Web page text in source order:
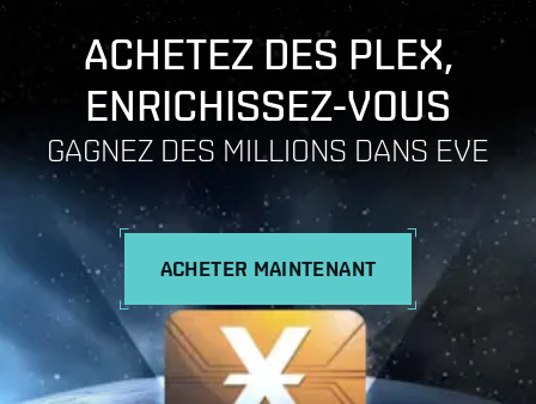
ACHETEZ DES PLEX,
ENRICHISSEZ-VOUS
GAGNEZ DES MILLIONS DANS EVE
ACHETER MAINTENANT